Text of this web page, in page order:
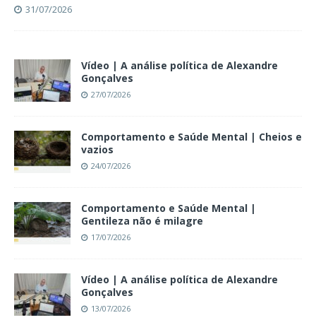
31/07/2026
Vídeo | A análise política de Alexandre
Gonçalves
27/07/2026
Comportamento e Saúde Mental | Cheios e
vazios
24/07/2026
Comportamento e Saúde Mental |
Gentileza não é milagre
17/07/2026
Vídeo | A análise política de Alexandre
Gonçalves
13/07/2026